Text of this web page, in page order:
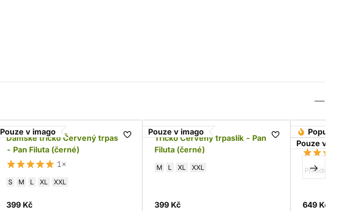
Pouze v imago
Dámské tričko Červený trpaslík
- Pan Filuta (černé)
1×
S M L XL XXL
399 Kč
Pouze v imago
Tričko Červený trpaslík - Pan
Filuta (černé)
M L XL XXL
399 Kč
Pouze v
Opasek
Přírodní
649 Kč